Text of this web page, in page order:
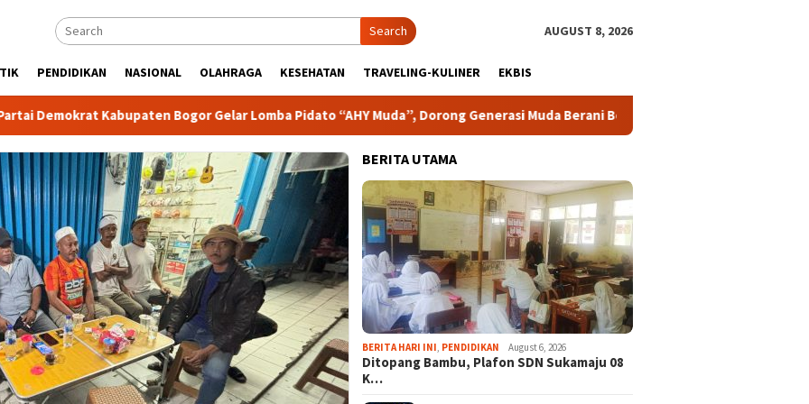
Search AUGUST 8, 2026
PENDIDIKAN NASIONAL OLAHRAGA KESEHATAN TRAVELING-KULINER EKBIS
Kabupaten Bogor Gelar Lomba Pidato “AHY Muda”, Dorong Generasi Muda Berani Bersuara dan Merawat Demokrasi
BERITA UTAMA
BERITA HARI INI PENDIDIKAN August 6, 2026
Ditopang Bambu, Plafon SDN Sukamaju 08
K…